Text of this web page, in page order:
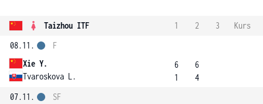
Taizhou ITF 1 2 3
Kurs
08.11.
Xie Y.
Tvaroskova L.
F
6
1
6
4
07.11.
SF